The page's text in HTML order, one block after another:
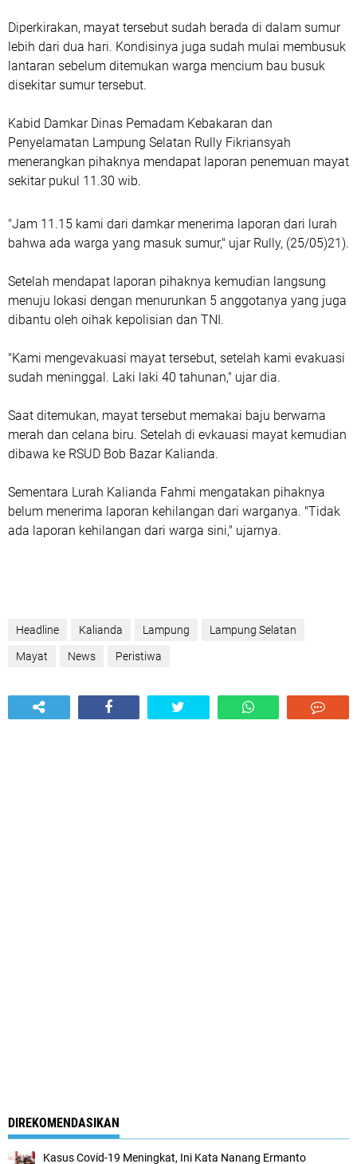
Diperkirakan, mayat tersebut sudah berada di dalam sumur
lebih dari dua hari. Kondisinya juga sudah mulai membusuk
lantaran sebelum ditemukan warga mencium bau busuk
disekitar sumur tersebut.
Kabid Damkar Dinas Pemadam Kebakaran dan
Penyelamatan Lampung Selatan Rully Fikriansyah
menerangkan pihaknya mendapat laporan penemuan mayat
sekitar pukul 11.30 wib.
"Jam 11.15 kami dari damkar menerima laporan dari lurah
bahwa ada warga yang masuk sumur," ujar Rully, (25/05)21).
Setelah mendapat laporan pihaknya kemudian langsung
menuju lokasi dengan menurunkan 5 anggotanya yang juga
dibantu oleh oihak kepolisian dan TNI.
"Kami mengevakuasi mayat tersebut, setelah kami evakuasi
sudah meninggal. Laki laki 40 tahunan," ujar dia.
Saat ditemukan, mayat tersebut memakai baju berwarna
merah dan celana biru. Setelah di evkauasi mayat kemudian
dibawa ke RSUD Bob Bazar Kalianda.
Sementara Lurah Kalianda Fahmi mengatakan pihaknya
belum menerima laporan kehilangan dari warganya. "Tidak
ada laporan kehilangan dari warga sini," ujarnya.
Headline Kalianda Lampung Lampung Selatan
Mayat News Peristiwa
DIREKOMENDASIKAN
Kasus Covid-19 Meningkat, Ini Kata Nanang Ermanto